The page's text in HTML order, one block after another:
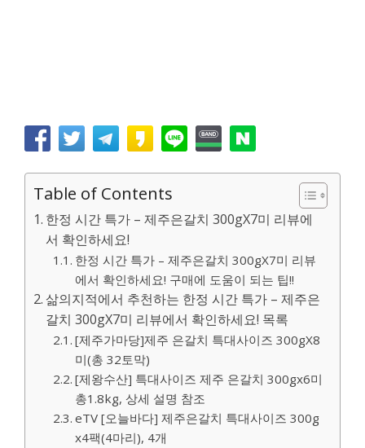
Table of Contents
한정 시간 특가 – 제주은갈치 300gX7미 리뷰에
서 확인하세요!
한정 시간 특가 – 제주은갈치 300gX7미 리뷰
에서 확인하세요! 구매에 도움이 되는 팁!!
삶의지적에서 추천하는 한정 시간 특가 – 제주은
갈치 300gX7미 리뷰에서 확인하세요! 목록
[제주가마당]제주 은갈치 특대사이즈 300gX8
미(총 32토막)
[제왕수산] 특대사이즈 제주 은갈치 300gx6미
총1.8kg, 상세 설명 참조
eTV [오늘바다] 제주은갈치 특대사이즈 300g
x4팩(4마리), 4개